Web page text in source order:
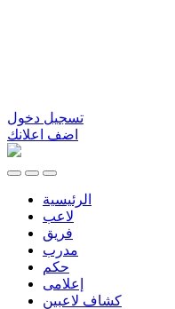
تسجيل دخول
اضف اعلانك
الرئيسية
لاعب
فريق
مدرب
حكم
إعلامى
كشاف لاعبين